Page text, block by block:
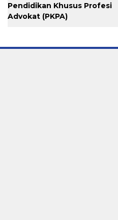
Pendidikan Khusus Profesi
Advokat (PKPA)